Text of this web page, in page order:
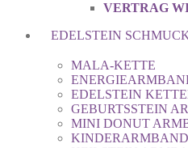
VERTRAG
EDELSTEIN
MALA-KETTE
EDELSTEIN
GEBURTSSTEIN
MINI DONUT
KINDERARMBAND